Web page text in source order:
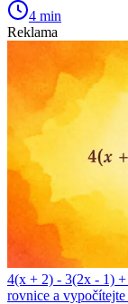
4 min
Reklama
4(x + 2) - 3(2x - 1)
rovnice a